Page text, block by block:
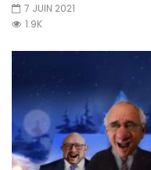
7 JUIN 2021
1.9K